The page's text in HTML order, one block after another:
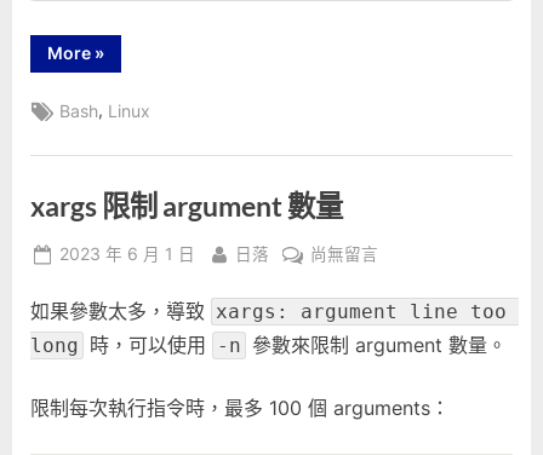
More“Bash
prompt”
»
Tags:
Bash, Linux
xargs 限制 argument 數量
Posted
2023 年 6 月 1 日 By
日落
在
限
制
量〉
尚無留言
如果參數太多，導致 xargs: argument line too
long 時，可以使用 -n 參數來限制 argument 數量。
限制每次執行指令時，最多 100 個 arguments：